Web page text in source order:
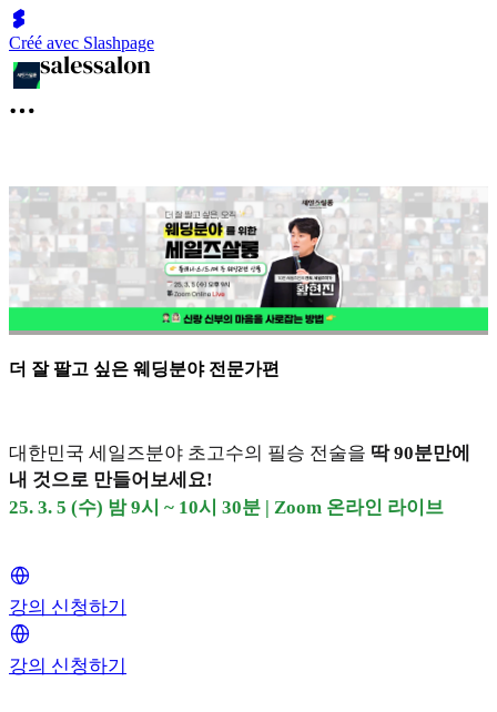
Créé avec Slashpage
더 잘 팔고 싶은 웨딩분야 전문가편
대한민국 세일즈분야 초고수의 필승 전술을 딱 90분만에
내 것으로 만들어보세요!
25. 3. 5 (수) 밤 9시 ~ 10시 30분 | Zoom 온라인 라이브
강의 신청하기
강의 신청하기